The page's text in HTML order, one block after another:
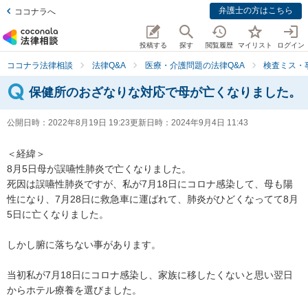
ココナラへ 弁護士の方はこちら
投稿する 探す 閲覧履歴 マイリスト ログイン
ココナラ法律相談 法律Q&A 医療・介護問題の法律Q&A 検査ミス・
保健所のおざなりな対応で母が亡くなりました。
公開日時： 2022年8月19日 19:23更新日時： 2024年9月4日 11:43
＜経緯＞
8月5日母が誤嚥性肺炎で亡くなりました。
死因は誤嚥性肺炎ですが、私が7月18日にコロナ感染して、母も陽
性になり、7月28日に救急車に運ばれて、肺炎がひどくなってて8月
5日に亡くなりました。
しかし腑に落ちない事があります。
当初私が7月18日にコロナ感染し、家族に移したくないと思い翌日
からホテル療養を選びました。